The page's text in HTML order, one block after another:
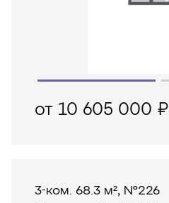
от 10 605 000 ₽
3-ком. 68.3 м², №226